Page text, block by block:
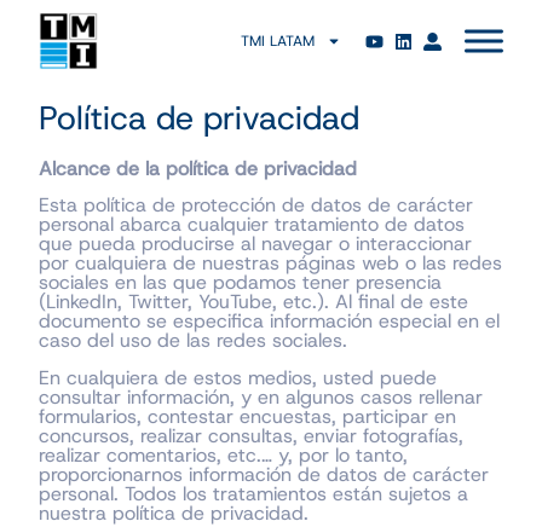
TMI LATAM
Política de privacidad
Alcance de la política de privacidad
Esta política de protección de datos de carácter
personal abarca cualquier tratamiento de datos
que pueda producirse al navegar o interaccionar
por cualquiera de nuestras páginas web o las redes
sociales en las que podamos tener presencia
(LinkedIn, Twitter, YouTube, etc.). Al final de este
documento se especifica información especial en el
caso del uso de las redes sociales.
En cualquiera de estos medios, usted puede
consultar información, y en algunos casos rellenar
formularios, contestar encuestas, participar en
concursos, realizar consultas, enviar fotografías,
realizar comentarios, etc.… y, por lo tanto,
proporcionarnos información de datos de carácter
personal. Todos los tratamientos están sujetos a
nuestra política de privacidad.